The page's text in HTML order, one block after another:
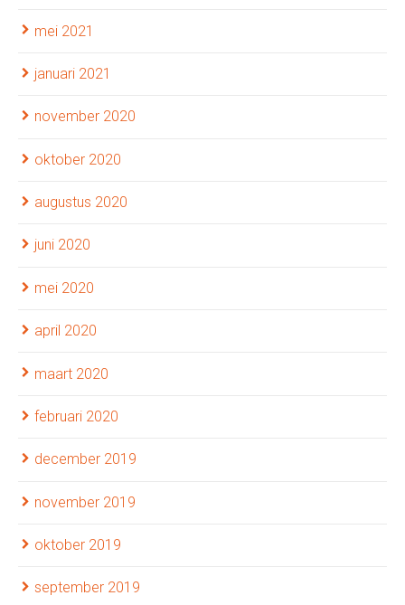
mei 2021
januari 2021
november 2020
oktober 2020
augustus 2020
juni 2020
mei 2020
april 2020
maart 2020
februari 2020
december 2019
november 2019
oktober 2019
september 2019